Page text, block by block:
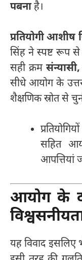
पबनाहै।
प्रतियोगी आशीष
सिंह ने स्पष्ट रूप
सही क्रम
सीधे आयोग के
शैक्षणिक स्रोत से
सहित
आपत्तियां
आयोग के
यह विवाद इसलिए